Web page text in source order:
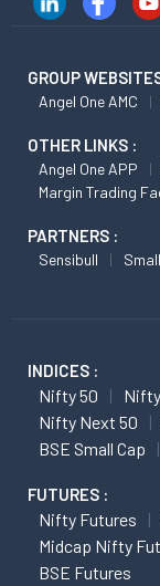
GROUP
Angel One AMC
OTHER LINKS :
Angel One APP
Margin Trading
PARTNERS :
Sensibull
INDICES :
Nifty 50
Nifty Next 50
BSE Small Cap
FUTURES :
Nifty Futures
Midcap Nifty
BSE Futures